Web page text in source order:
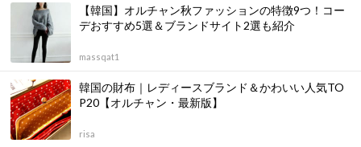
【韓国】オルチャン秋ファッションの特徴9つ！コー
デおすすめ5選＆ブランドサイト2選も紹介
massqat1
韓国の財布｜レディースブランド＆かわいい人気TO
P20【オルチャン・最新版】
risa